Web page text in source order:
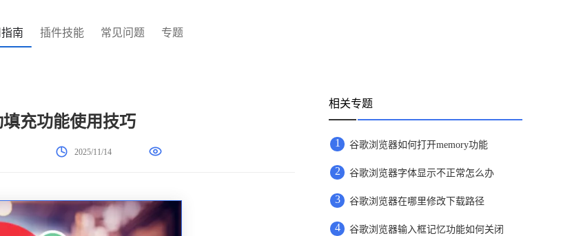
南 插件技能 常见问题 专题
充功能使用技巧
2025/11/14
相关专题
1 谷歌浏览器如何打开memory功能
2 谷歌浏览器字体显示不正常怎么办
3 谷歌浏览器在哪里修改下载路径
4 谷歌浏览器输入框记忆功能如何关闭